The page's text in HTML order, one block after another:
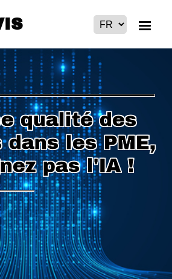
qualité des
dans les PME,
pas l'IA !